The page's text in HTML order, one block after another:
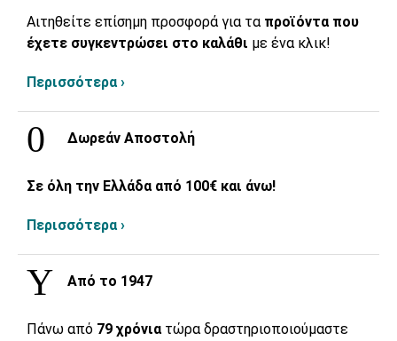
Αιτηθείτε επίσημη προσφορά για τα προϊόντα που
έχετε συγκεντρώσει στο καλάθι με ένα κλικ!
Περισσότερα ›
Δωρεάν Αποστολή
Σε όλη την Ελλάδα από 100€ και άνω!
Περισσότερα ›
Από το 1947
Πάνω από 79 χρόνια τώρα δραστηριοποιούμαστε